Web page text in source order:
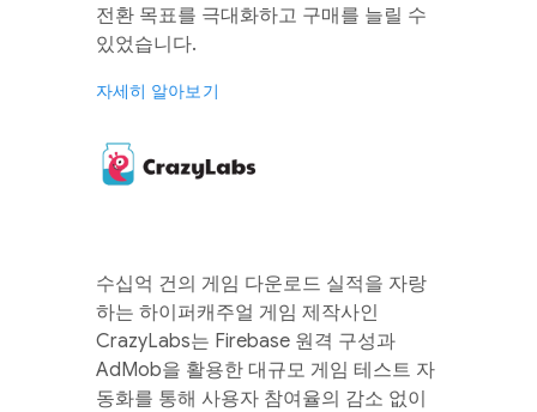
전환 목표를 극대화하고 구매를 늘릴 수
있었습니다.
자세히 알아보기
수십억 건의 게임 다운로드 실적을 자랑
하는 하이퍼캐주얼 게임 제작사인
CrazyLabs는 Firebase 원격 구성과
AdMob을 활용한 대규모 게임 테스트 자
동화를 통해 사용자 참여율의 감소 없이